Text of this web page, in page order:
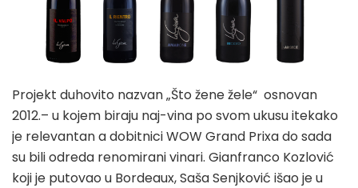
Projekt duhovito nazvan „Što žene žele“ osnovan
2012.– u kojem biraju naj-vina po svom ukusu itekako
je relevantan a dobitnici WOW Grand Prixa do sada
su bili odreda renomirani vinari. Gianfranco Kozlović
koji je putovao u Bordeaux, Saša Senjković išao je u